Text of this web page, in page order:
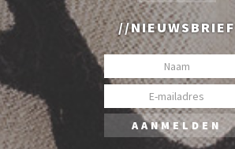
NIEUWSBRIEF